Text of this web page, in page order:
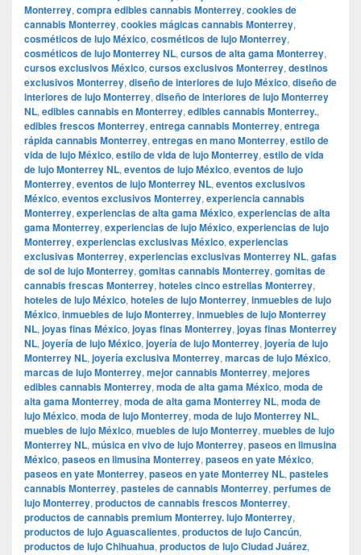
Monterrey, compra edibles cannabis Monterrey, cookies de
cannabis Monterrey, cookies mágicas cannabis Monterrey,
cosméticos de lujo México, cosméticos de lujo Monterrey,
cosméticos de lujo Monterrey NL, cursos de alta gama Monterrey,
cursos exclusivos México, cursos exclusivos Monterrey, destinos
exclusivos Monterrey, diseño de interiores de lujo México, diseño de
interiores de lujo Monterrey, diseño de interiores de lujo Monterrey
NL, edibles cannabis en Monterrey, edibles cannabis Monterrey.,
edibles frescos Monterrey, entrega cannabis Monterrey, entrega
rápida cannabis Monterrey, entregas en mano Monterrey, estilo de
vida de lujo México, estilo de vida de lujo Monterrey, estilo de vida
de lujo Monterrey NL, eventos de lujo México, eventos de lujo
Monterrey, eventos de lujo Monterrey NL, eventos exclusivos
México, eventos exclusivos Monterrey, experiencia cannabis
Monterrey, experiencias de alta gama México, experiencias de alta
gama Monterrey, experiencias de lujo México, experiencias de lujo
Monterrey, experiencias exclusivas México, experiencias
exclusivas Monterrey, experiencias exclusivas Monterrey NL, gafas
de sol de lujo Monterrey, gomitas cannabis Monterrey, gomitas de
cannabis frescas Monterrey, hoteles cinco estrellas Monterrey,
hoteles de lujo México, hoteles de lujo Monterrey, inmuebles de lujo
México, inmuebles de lujo Monterrey, inmuebles de lujo Monterrey
NL, joyas finas México, joyas finas Monterrey, joyas finas Monterrey
NL, joyería de lujo México, joyería de lujo Monterrey, joyería de lujo
Monterrey NL, joyería exclusiva Monterrey, marcas de lujo México,
marcas de lujo Monterrey, mejor cannabis Monterrey, mejores
edibles cannabis Monterrey, moda de alta gama México, moda de
alta gama Monterrey, moda de alta gama Monterrey NL, moda de
lujo México, moda de lujo Monterrey, moda de lujo Monterrey NL,
muebles de lujo México, muebles de lujo Monterrey, muebles de lujo
Monterrey NL, música en vivo de lujo Monterrey, paseos en limusina
México, paseos en limusina Monterrey, paseos en yate México,
paseos en yate Monterrey, paseos en yate Monterrey NL, pasteles
cannabis Monterrey, pasteles de cannabis Monterrey, perfumes de
lujo Monterrey, productos de cannabis frescos Monterrey,
productos de cannabis premium Monterrey. lujo Monterrey,
productos de lujo Aguascalientes, productos de lujo Cancún,
productos de lujo Chihuahua, productos de lujo Ciudad Juárez,